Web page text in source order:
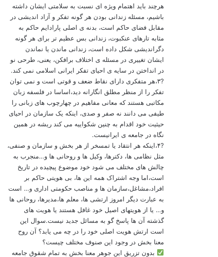
هرچند باید اهتمام ویژه ای نسبت به سلامتی ایشان داشته
باشیم، مسئله زندانی بودن هر گونه تفکر و آزاد اندیشی در
مقابل فضای حاکم است، بدنه ی اصلی پارادایم حاکم به
مثابه تارهای عنکبوت، زندانی بس عظیم تر برای هر گونه
دگراندیشی شکل داده است، زندانی ماندن یا نماندن
ایشان تغییری در مسئله ی اختلاف برافکن، یعنی، طرحی نو
در انداختن در سایه ی احیای تفکر ایرانی اسلامی نمی کند.
?۳،هر متفکری دارای نقاط ضعف و قوتی است و نمی توان
تفکر را از منظر مطلق انگارانه دید،اساسا در فلسفه زبان
مکاتبی هستند که معانی مفاهیم در چهارچوب های زبانی را
طیفی می دانند نه صفر و صدی، اینکه یک سازمان در احیای
حیثیت خود اقدام به چنین شکواییه می کند ریشه در همین
نگاه در جامعه ی ایرانیست.
?۴،اینکه هر انتقاد یا تمسخر از هر بخش و سازمان و صنفی،
مثل نظامی ها، دکترها، وکیل ها و روحانی ها و…منجرب به
چالش های مختلف می شود خود موضوع پیچیده در تاریخ
است،اما وجه اشتراک همه این ها، بی هویتی حاکم بر
افراد،مشاغل،سازمان ها و مناصب حکومتی اداری و… است
به عبارت دیگر امروز ارتشی ها، معلم ها،مدیرها، روحانی ها
و… یا از هویتهای اصیل خود غافل هستند یا هویت های
گذشته آن ها پاسخ گو به مسائل جدید نیست.سوال این
است ارتش هویت اصلی خود را در چه می یابد؟ آن روح
معنا بخش در وجود این صنوف مختلف چیست؟
بدون تزریق این جوهر معنا بخش به تمام شقوق جامعه